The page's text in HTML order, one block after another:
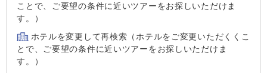
ことで、ご要望の条件に近いツアーをお探しいただけま
す。）
ホテルを変更して再検索（ホテルをご変更いただくくこ
とで、ご要望の条件に近いツアーをお探しいただけま
す。）